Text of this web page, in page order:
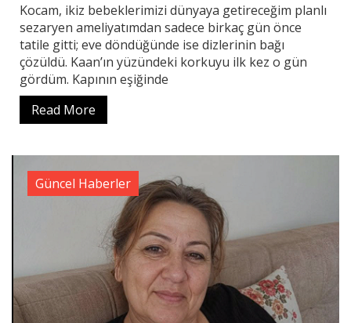
Kocam, ikiz bebeklerimizi dünyaya getireceğim planlı
sezaryen ameliyatımdan sadece birkaç gün önce
tatile gitti; eve döndüğünde ise dizlerinin bağı
çözüldü. Kaan’ın yüzündeki korkuyu ilk kez o gün
gördüm. Kapının eşiğinde
Read More
Güncel Haberler